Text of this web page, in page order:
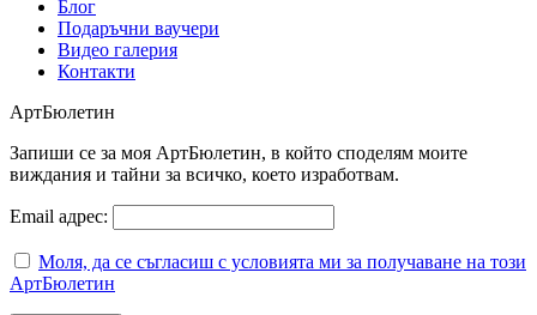
Блог
Подаръчни ваучери
Видео галерия
Контакти
АртБюлетин
Запиши се за моя АртБюлетин, в който споделям моите
виждания и тайни за всичко, което изработвам.
Email адрес:
Моля, да се съгласиш с условията ми за получаване на този
АртБюлетин